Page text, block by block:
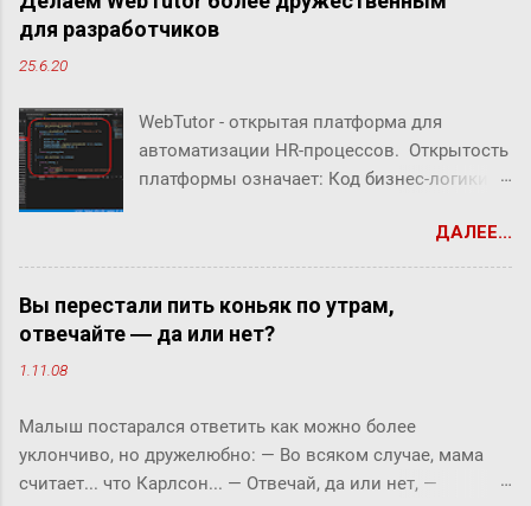
для разработчиков
25.6.20
WebTutor - открытая платформа для
автоматизации HR-процессов. Открытость
платформы означает: Код бизнес-логики
собственный код Можно заменять/
дополнять/расширять бизнес-логику
инструменты автоматизации HR-
процессов, оставаясь в рамках
получать техническую поддержку вендора.
В системе можно дорабатывать и
разрабатывать "с нуля": Шаблоны
ДАЛЕЕ...
Вы перестали пить коньяк по утрам,
отвечайте ― да или нет?
1.11.08
Малыш постарался ответить как можно более
уклончиво, но дружелюбно: ― Во всяком случае, мама
считает... что Карлсон... ― Отвечай, да или нет, ―